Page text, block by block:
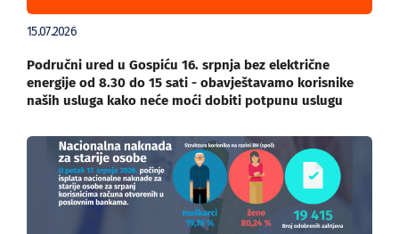
15.07.2026
Područni ured u Gospiću 16. srpnja bez električne
energije od 8.30 do 15 sati - obavještavamo korisnike
naših usluga kako neće moći dobiti potpunu uslugu